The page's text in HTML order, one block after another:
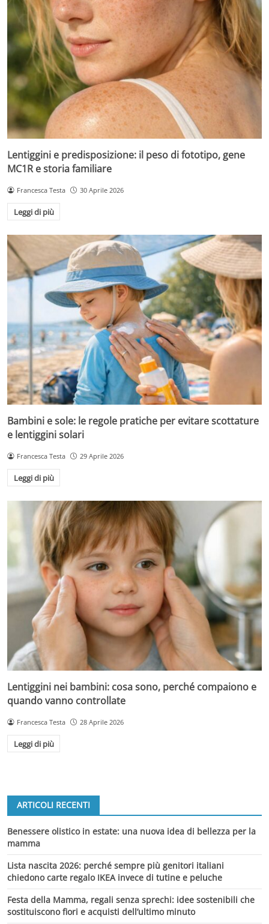
Lentiggini e predisposizione: il peso di fototipo, gene
MC1R e storia familiare
Francesca Testa 30 Aprile 2026
Leggi di più
Bambini e sole: le regole pratiche per evitare scottature
e lentiggini solari
Francesca Testa 29 Aprile 2026
Leggi di più
Lentiggini nei bambini: cosa sono, perché compaiono e
quando vanno controllate
Francesca Testa 28 Aprile 2026
Leggi di più
ARTICOLI RECENTI
Benessere olistico in estate: una nuova idea di bellezza per la
mamma
Lista nascita 2026: perché sempre più genitori italiani
chiedono carte regalo IKEA invece di tutine e peluche
Festa della Mamma, regali senza sprechi: idee sostenibili che
sostituiscono fiori e acquisti dell’ultimo minuto